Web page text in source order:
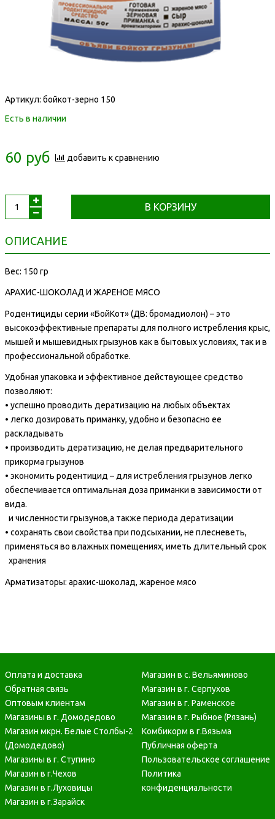
Артикул: бойкот-зерно 150
Есть в наличии
60 руб добавить к сравнению
В КОРЗИНУ
ОПИСАНИЕ
Вес: 150 гр
АРАХИС-ШОКОЛАД И ЖАРЕНОЕ МЯСО
Родентициды серии «БойКот» (ДВ: бромадиолон) – это
высокоэффективные препараты для полного истребления крыс,
мышей и мышевидных грызунов как в бытовых условиях, так и в
профессиональной обработке.
Удобная упаковка и эффективное действующее средство
позволяют:
• успешно проводить дератизацию на любых объектах
• легко дозировать приманку, удобно и безопасно ее
раскладывать
• производить дератизацию, не делая предварительного
прикорма грызунов
• экономить родентицид – для истребления грызунов легко
обеспечивается оптимальная доза приманки в зависимости от
вида.
и численности грызунов,а также периода дератизации
• сохранять свои свойства при подсыхании, не плесневеть,
применяться во влажных помещениях, иметь длительный срок
хранения
Арматизаторы: арахис-шоколад, жареное мясо
Оплата и доставка
Обратная связь
Оптовым клиентам
Магазины в г. Домодедово
Магазин мкрн. Белые Столбы-2
(Домодедово)
Магазины в г. Ступино
Магазин в г.Чехов
Магазин в г.Луховицы
Магазин в г.Зарайск
Магазин в с. Вельяминово
Магазин в г. Серпухов
Магазин в г. Раменское
Магазин в г. Рыбное (Рязань)
Комбикорм в г.Вязьма
Публичная оферта
Пользовательское соглашение
Политика
конфиденциальности